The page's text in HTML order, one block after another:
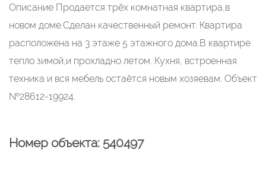
Описание Продается трёх комнатная квартира,в
новом доме.Сдeлан качественный ремонт. Квартира
расположена на 3 этаже 5 этажного дома.В квартире
тепло зимой,и прохладно летом. Кухня, встроенная
техника и вся мебель остаётся новым хозяевам. Объект
№28612-19924.
Номер объекта: 540497